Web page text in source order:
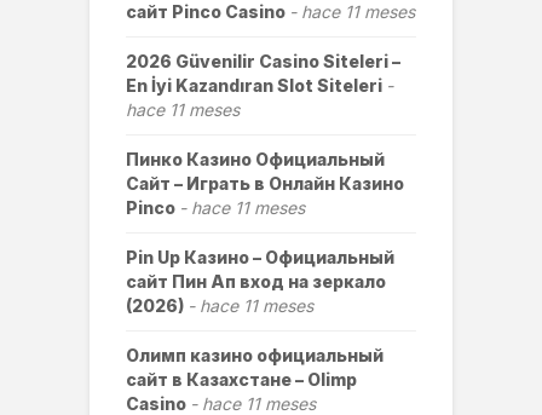
сайт Pinco Casino
hace 11 meses
2026 Güvenilir Casino Siteleri –
En İyi Kazandıran Slot Siteleri
hace 11 meses
Пинко Казино Официальный
Сайт – Играть в Онлайн Казино
Pinco
hace 11 meses
Pin Up Казино – Официальный
сайт Пин Ап вход на зеркало
(2026)
hace 11 meses
Олимп казино официальный
сайт в Казахстане – Olimp
Casino
hace 11 meses